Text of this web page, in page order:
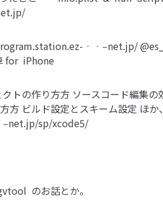
‐‑‒net.jp/
for iPhone
クトの作り⽅方 ソースコード編
方 ビルド設定とスキーム設定 ほ
sp/xcode5/
のお話とか。